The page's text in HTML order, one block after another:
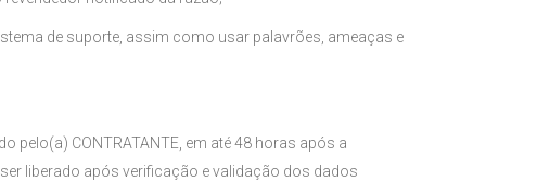
de suporte, assim como usar palavrões, ameaças e
CONTRATANTE, em até 48 horas após a
liberado após verificação e validação dos dados